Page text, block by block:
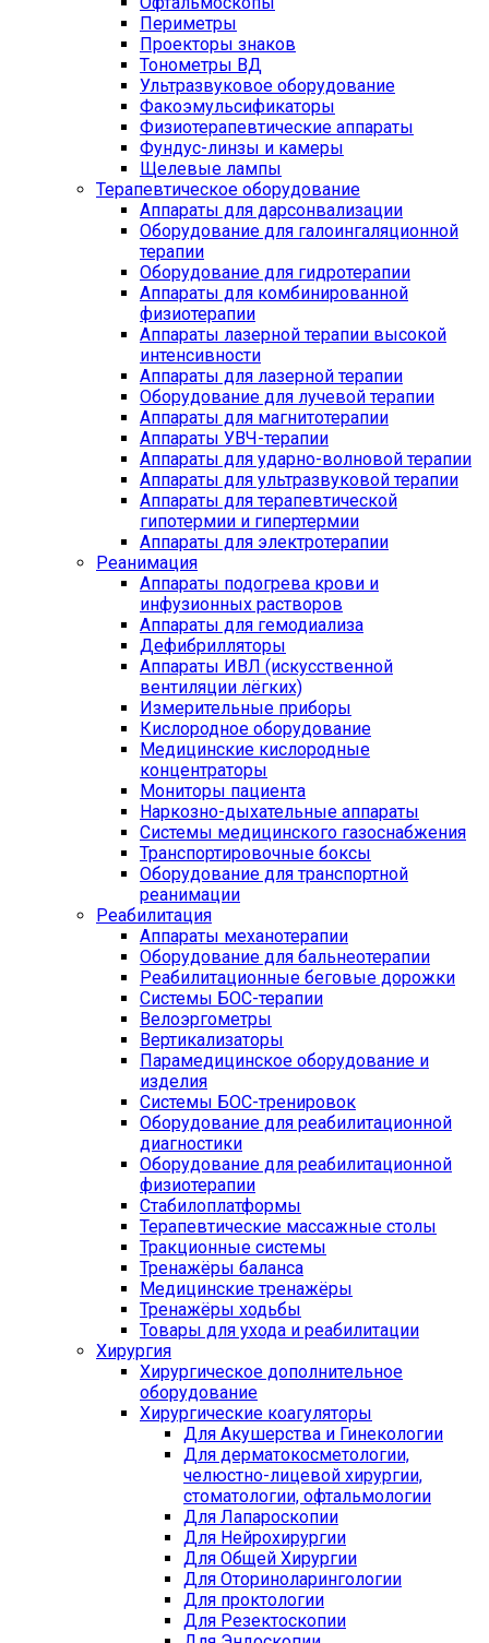
Периметры
Проекторы знаков
Тонометры ВД
Ультразвуковое оборудование
Факоэмульсификаторы
Физиотерапевтические аппараты
Фундус-линзы и камеры
Щелевые лампы
Терапевтическое оборудование
Аппараты для дарсонвализации
Оборудование для галоингаляционной
терапии
Оборудование для гидротерапии
Аппараты для комбинированной
физиотерапии
Аппараты лазерной терапии высокой
интенсивности
Аппараты для лазерной терапии
Оборудование для лучевой терапии
Аппараты для магнитотерапии
Аппараты УВЧ-терапии
Аппараты для ударно-волновой терапии
Аппараты для ультразвуковой терапии
Аппараты для терапевтической
гипотермии и гипертермии
Аппараты для электротерапии
Реанимация
Аппараты подогрева крови и
инфузионных растворов
Аппараты для гемодиализа
Дефибрилляторы
Аппараты ИВЛ (искусственной
вентиляции лёгких)
Измерительные приборы
Кислородное оборудование
Медицинские кислородные
концентраторы
Мониторы пациента
Наркозно-дыхательные аппараты
Системы медицинского газоснабжения
Транспортировочные боксы
Оборудование для транспортной
реанимации
Реабилитация
Аппараты механотерапии
Оборудование для бальнеотерапии
Реабилитационные беговые дорожки
Системы БОС-терапии
Велоэргометры
Вертикализаторы
Парамедицинское оборудование и
изделия
Системы БОС-тренировок
Оборудование для реабилитационной
диагностики
Оборудование для реабилитационной
физиотерапии
Стабилоплатформы
Терапевтические массажные столы
Тракционные системы
Тренажёры баланса
Медицинские тренажёры
Тренажёры ходьбы
Товары для ухода и реабилитации
Хирургия
Хирургическое дополнительное
оборудование
Хирургические коагуляторы
Для Акушерства и Гинекологии
Для дерматокосметологии,
челюстно-лицевой хирургии,
стоматологии, офтальмологии
Для Лапароскопии
Для Нейрохирургии
Для Общей Хирургии
Для Оториноларингологии
Для проктологии
Для Резектоскопии